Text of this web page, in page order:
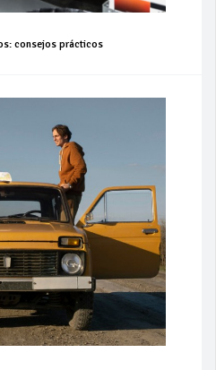
consejos prácticos